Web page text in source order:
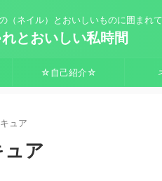
（ネイル）とおいしいものに囲まれ
とおいしい私時間
☆自己紹介☆
ュア
ア